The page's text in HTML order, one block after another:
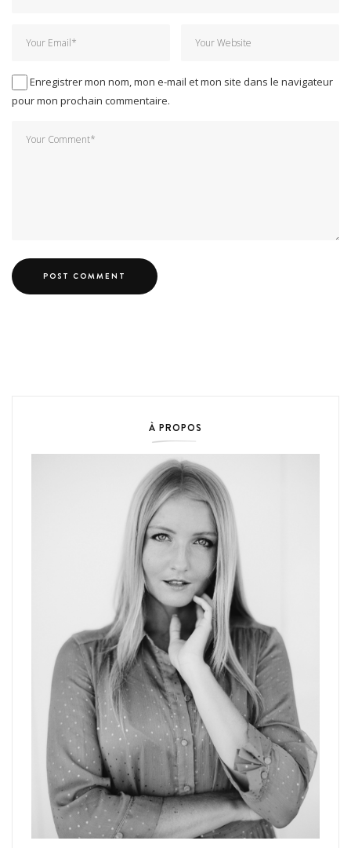
Enregistrer mon nom, mon e-mail et mon site dans le navigateur
pour mon prochain commentaire.
À PROPOS